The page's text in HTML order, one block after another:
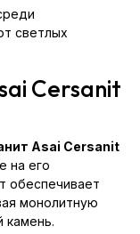
светлых
Cersanit
Asai Cersanit
на его
обеспечивает
монолитную
камень.